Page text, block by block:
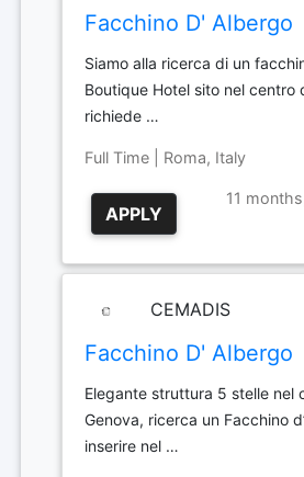
Facchino D' Albergo
Siamo alla ricerca di un
Boutique Hotel sito nel centro
richiede …
Full Time | Roma, Italy
APPLY
11
CEMADIS
Facchino D' Albergo
Elegante struttura 5 stelle nel
Genova, ricerca un Facchino
inserire nel …